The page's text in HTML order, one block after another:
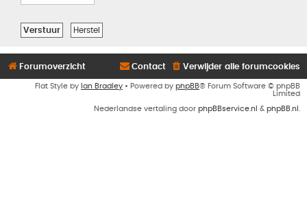
Forumoverzicht Verwijder alle forumcookies
Contact
Flat Style by Ian Bradley • Powered by phpBB® Forum Software © phpBB
Limited
Nederlandse vertaling door phpBBservice.nl & phpBB.nl .